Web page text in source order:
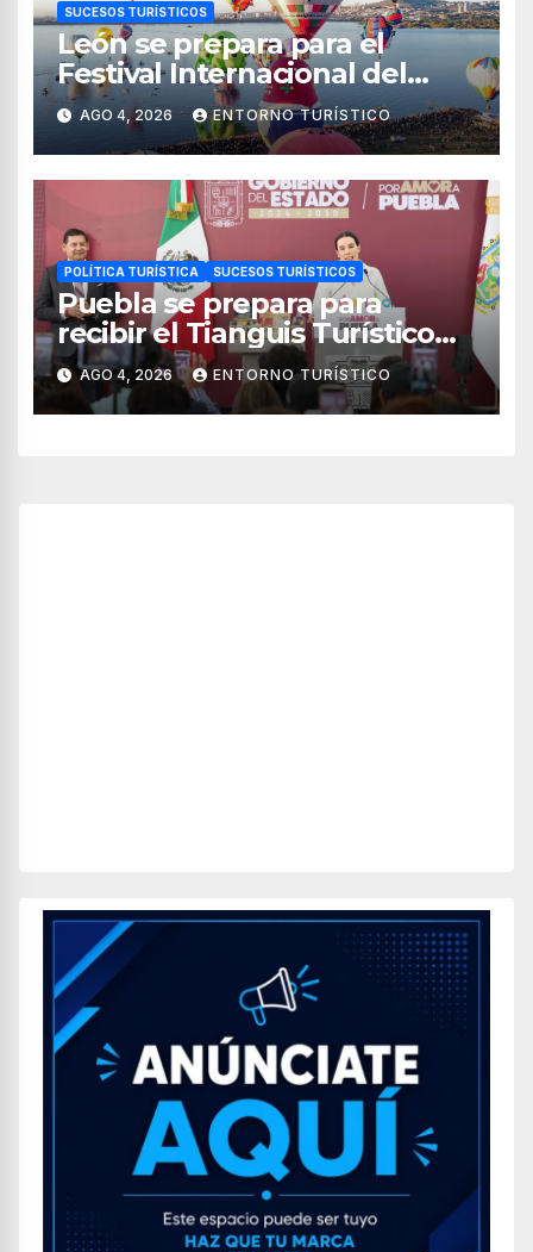
SUCESOS TURÍSTICOS
León se prepara para el
Festival Internacional del
Globo 2026 con pilotos de 25
países
AGO 4, 2026 ENTORNO TURÍSTICO
POLÍTICA TURÍSTICA SUCESOS TURÍSTICOS
Puebla se prepara para
recibir el Tianguis Turístico
México 2027
AGO 4, 2026 ENTORNO TURÍSTICO